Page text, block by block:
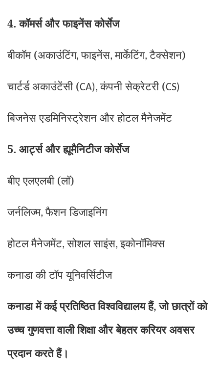
4. कॉमर्स और फाइनेंस कोर्सेज
बीकॉम (अकाउंटिंग,फाइनेंस,मार्केटिंग,टैक्सेशन)
चार्टर्ड अकाउंटेंसी (CA),कंपनी सेक्रेटरी (CS)
बिजनेस एडमिनिस्ट्रेशन और होटल मैनेजमेंट
5. आर्ट्स और ह्यूमैनिटीज कोर्सेज
बीए एलएलबी (लॉ)
जर्नलिज्म,फैशन डिजाइनिंग
होटल मैनेजमेंट,सोशल साइंस,इकोनॉमिक्स
कनाडा की टॉप यूनिवर्सिटीज
कनाडा में कई प्रतिष्ठित विश्वविद्यालय हैं,जो छात्रों को
उच्च गुणवत्ता वाली शिक्षा और बेहतर करियर अवसर
प्रदान करते हैं।